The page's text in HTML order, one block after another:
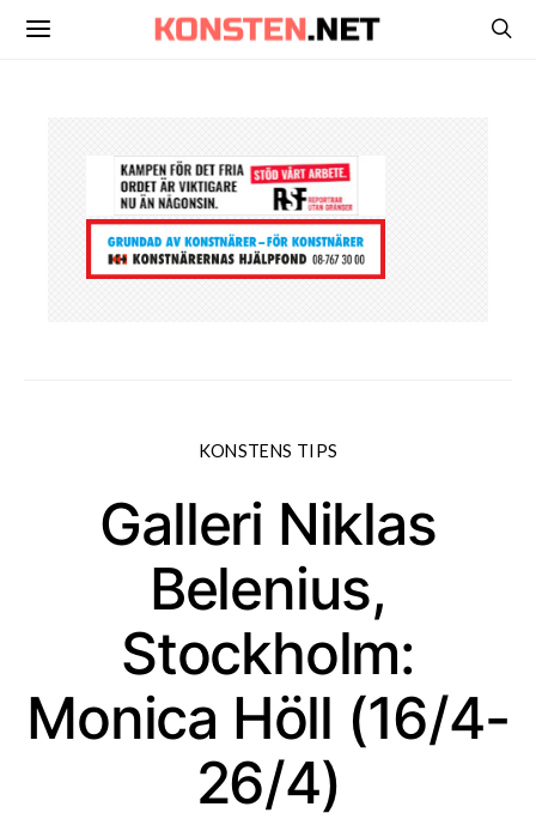
KONSTENS TIPS
Galleri Niklas
Belenius,
Stockholm:
Monica Höll (16/4-
26/4)